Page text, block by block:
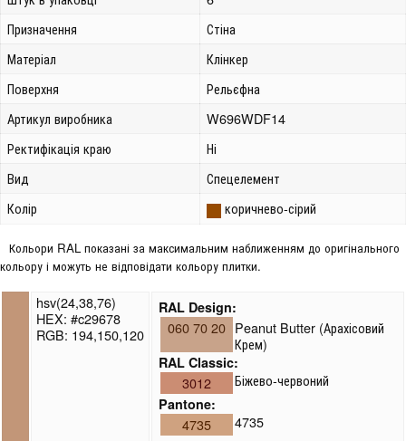
Призначення
Стіна
Матеріал
Клінкер
Поверхня
Рельєфна
Артикул виробника
W696WDF14
Ректифікація краю
Ні
Вид
Спецелемент
Колір
коричнево-сірий
Кольори RAL показані за максимальним наближенням до оригінального
кольору і можуть не відповідати кольору плитки.
hsv(24,38,76)
HEX: #c29678
RGB: 194,150,120
RAL Design:
060 70 20 Peanut Butter (Арахісовий
Крем)
RAL Classic:
3012 Біжево-червоний
Pantone:
4735
4735